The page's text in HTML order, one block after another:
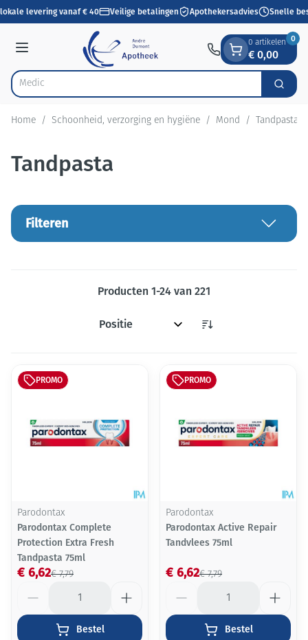
Ga naar de inhoud
1 van 1
levering vanaf € 40 Veilige betalingen Apothekersadvies Snelle
Menu
Product, merk, categorie... Zoek
0 artikelen
€ 0,00
0
Home / Schoonheid, verzorging en hygiëne / Mond / Tandpasta
Tandpasta
Filteren
Producten 1-24 van 221
Sorteer op:
PROMO
Parodontax
Parodontax Complete
Protection Extra Fresh
Tandpasta 75ml
€ 7,79
€ 6,62
Bestel
PROMO
Parodontax
Parodontax Active Repair
Tandvlees 75ml
€ 7,79
€ 6,62
Bestel